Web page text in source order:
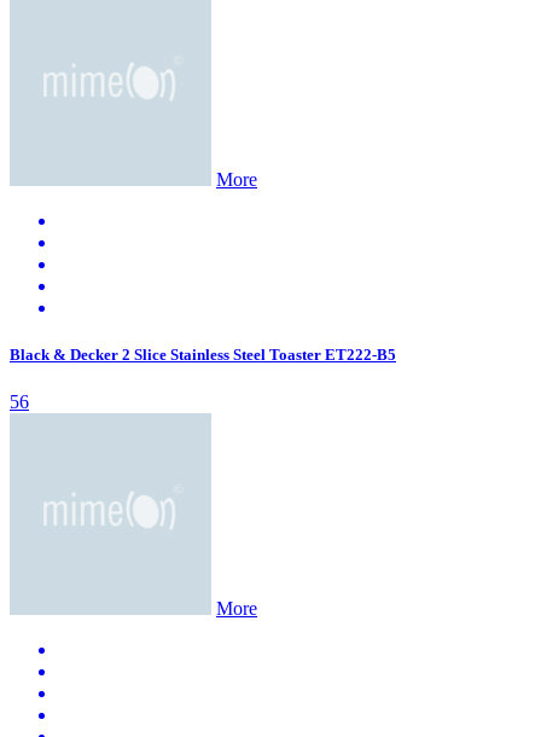
More
Black & Decker 2 Slice Stainless Steel Toaster ET222-B5
56
More